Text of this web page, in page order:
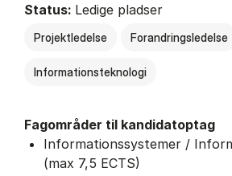
Status: Ledige pladser
Projektledelse Forandringsledelse
Informationsteknologi
Fagområder til kandidatoptag
Informationssystemer /
(max 7,5 ECTS)